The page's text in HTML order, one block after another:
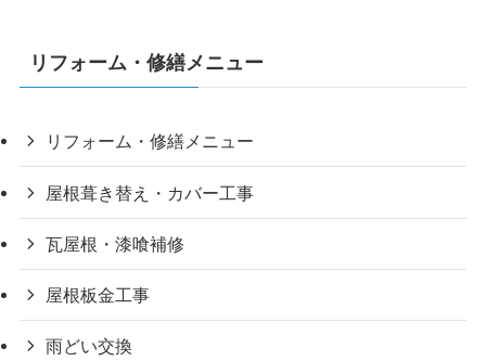
リフォーム・修繕メニュー
リフォーム・修繕メニュー
屋根葺き替え・カバー工事
瓦屋根・漆喰補修
屋根板金工事
雨どい交換